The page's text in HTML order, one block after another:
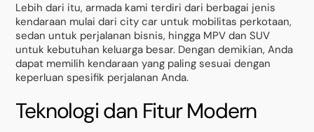
Lebih dari itu, armada kami terdiri dari berbagai jenis
kendaraan mulai dari city car untuk mobilitas perkotaan,
sedan untuk perjalanan bisnis, hingga MPV dan SUV
untuk kebutuhan keluarga besar. Dengan demikian, Anda
dapat memilih kendaraan yang paling sesuai dengan
keperluan spesifik perjalanan Anda.
Teknologi dan Fitur Modern